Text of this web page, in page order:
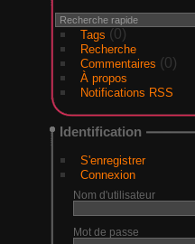
Tags (0)
Recherche
Commentaires (0)
À propos
Notifications RSS
Identification
S'enregistrer
Connexion
Nom d'utilisateur
Mot de passe